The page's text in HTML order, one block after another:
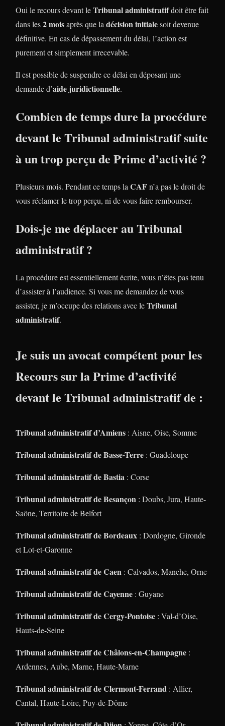
Oui le recours devant leTribunal administratifdoit être fait
dans les2 moisaprès que ladécision initialesoit devenue
définitive. En cas de dépassement du délai, l’action est
purement et simplement irrecevable.
Il est possible de suspendre ce délai en déposant une
demande d’aide juridictionnelle.
Combien de temps dure la procédure
devant le Tribunal administratif suite
à un trop perçude Prime d’activité ?
Plusieurs mois. Pendant ce temps la CAFn’a pas le droit de
vous réclamer le trop perçu, ni de vous faire rembourser.
Dois-je me déplacer au Tribunal
administratif ?
La procédure est essentiellement écrite, vous n’êtes pas tenu
d’assister à l’audience. Si vous me demandez de vous
assister, je m’occupe des relations avec leTribunal
administratif.
Je suis unavocat compétentpour les
Recours sur laPrime d’activité
devant le Tribunal administratifde :
Tribunal administratif d’Amiens : Aisne, Oise, Somme
Tribunal administratif de Basse-Terre : Guadeloupe
Tribunal administratif de Bastia : Corse
Tribunal administratif de Besançon : Doubs, Jura, Haute-
Saône, Territoire de Belfort
Tribunal administratif de Bordeaux : Dordogne, Gironde
et Lot-et-Garonne
Tribunal administratif de Caen : Calvados, Manche, Orne
Tribunal administratif de Cayenne : Guyane
Tribunal administratif de Cergy-Pontoise : Val-d’Oise,
Hauts-de-Seine
Tribunal administratif de Châlons-en-Champagne :
Ardennes, Aube, Marne, Haute-Marne
Tribunal administratif de Clermont-Ferrand : Allier,
Cantal, Haute-Loire, Puy-de-Dôme